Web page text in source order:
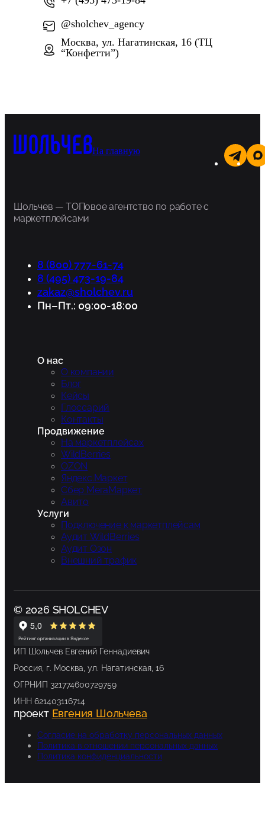
@sholchev_agency
Москва, ул. Нагатинская, 16 (ТЦ
“Конфетти”)
На главную
Шольчев — ТОПовое агентство по работе с
маркетплейсами
8 (800) 777-61-74
8 (495) 473-19-84
zakaz@sholchev.ru
Пн–Пт.: 09:00-18:00
О нас
О компании
Блог
Кейсы
Глоссарий
Контакты
Продвижение
На маркетплейсах
WildBerries
OZON
Яндекс.Маркет
Сбер МегаМаркет
Авито
Услуги
Подключение к маркетплейсам
Аудит WildBerries
Аудит Озон
Внешний трафик
© 2026 SHOLCHEV
ИП Шольчев Евгений Геннадиевич
Россия, г. Москва, ул. Нагатинская, 16
ОГРНИП 321774600729759
ИНН 621403116714
проект Евгения Шольчева
Согласие на обработку персональных данных
Политика в отношении персональных данных
Политика конфиденциальности